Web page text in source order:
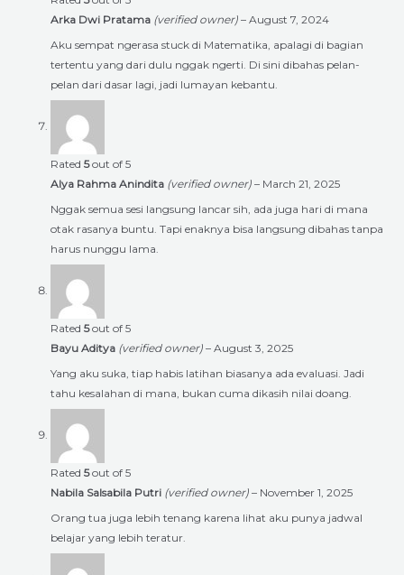
Arka Dwi Pratama (verified owner) – August 7, 2024
Aku sempat ngerasa stuck di Matematika, apalagi di bagian
tertentu yang dari dulu nggak ngerti. Di sini dibahas pelan-
pelan dari dasar lagi, jadi lumayan kebantu.
Rated 5out of 5
Alya Rahma Anindita (verified owner) – March 21, 2025
Nggak semua sesi langsung lancar sih, ada juga hari di mana
otak rasanya buntu. Tapi enaknya bisa langsung dibahas tanpa
harus nunggu lama.
Rated 5out of 5
Bayu Aditya (verified owner) – August 3, 2025
Yang aku suka, tiap habis latihan biasanya ada evaluasi. Jadi
tahu kesalahan di mana, bukan cuma dikasih nilai doang.
Rated 5out of 5
Nabila Salsabila Putri (verified owner) – November 1, 2025
Orang tua juga lebih tenang karena lihat aku punya jadwal
belajar yang lebih teratur.